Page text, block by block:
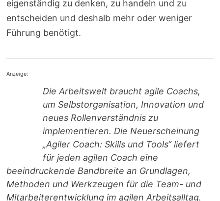
eigenständig zu denken, zu handeln und zu
entscheiden und deshalb mehr oder weniger
Führung benötigt.
Anzeige:
Die Arbeitswelt braucht agile Coachs,
um Selbstorganisation, Innovation und
neues Rollenverständnis zu
implementieren. Die Neuerscheinung
„Agiler Coach: Skills und Tools“ liefert
für jeden agilen Coach eine
beeindruckende Bandbreite an Grundlagen,
Methoden und Werkzeugen für die Team- und
Mitarbeiterentwicklung im agilen Arbeitsalltag.